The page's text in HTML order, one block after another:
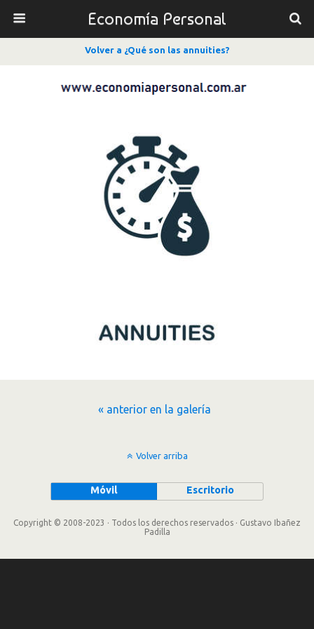
Economía Personal
Volver a ¿Qué son las annuities?
« anterior en la galería
Volver arriba
Móvil Escritorio
Copyright © 2008-2023 · Todos los derechos reservados · Gustavo Ibañez
Padilla